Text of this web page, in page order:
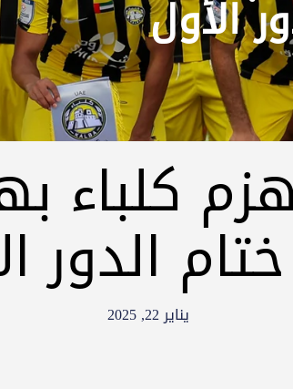
الأول
كلباء
الدور
يناير 22, 2025